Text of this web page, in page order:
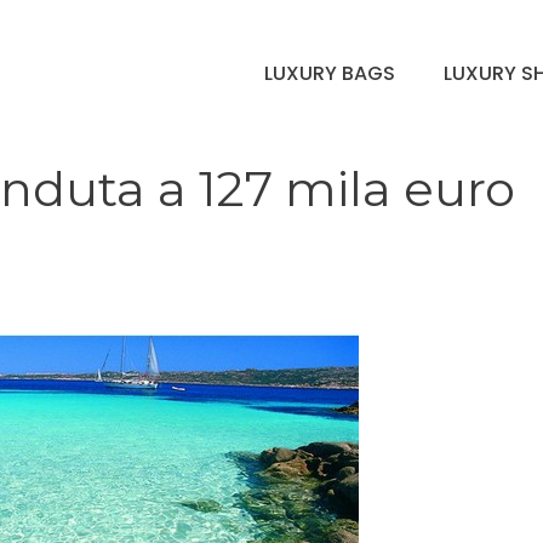
LUXURY BAGS LUXURY
a 127 mila euro